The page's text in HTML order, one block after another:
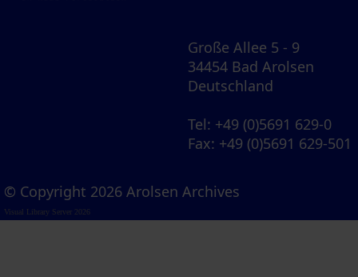
Große Allee 5 - 9
34454 Bad Arolsen
Deutschland
Tel: +49 (0)5691 629-0
Fax: +49 (0)5691 629-501
© Copyright 2026 Arolsen Archives
Visual Library Server 2026